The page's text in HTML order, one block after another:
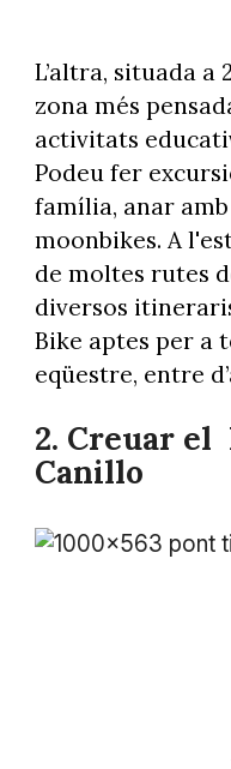
L’altra, situada a
zona més
activitats
Podeu fer
família, anar
moonbikes. A
de moltes rutes
diversos
Bike aptes per a
eqüestre,
2. Creuar el
Canillo